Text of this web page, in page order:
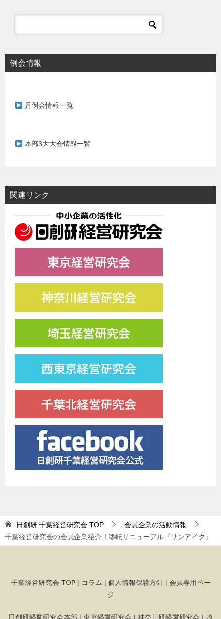
シ
例会情報
月例会情報一覧
本部3大大会情報一覧
関連リンク
日創研 千葉経営研究会 TOP
会員企業の活動情報
千葉経営研究会の会員企業紹介！移転リニューアル『サンアイク』
千葉経営研究会 TOP| コラム | 個人情報保護方針| 会員専用ペー
ジ
日創研経営研究会本部 | 東京経営研究会 | 神奈川研経営研究会 | 埼